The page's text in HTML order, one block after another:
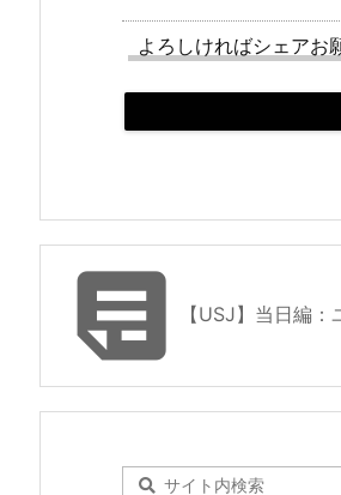
よろしければシェアお
 【USJ】当日編